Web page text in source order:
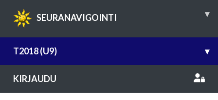
SEURANAVIGOINTI ▾
T2018 (U9) ▾
KIRJAUDU